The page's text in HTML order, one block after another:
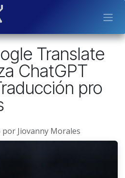
Translate
ChatGPT
pro
por Jiovanny Morales